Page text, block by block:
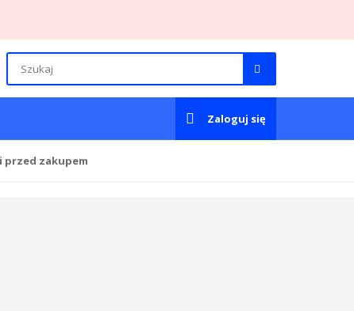
Zaloguj się
przed zakupem